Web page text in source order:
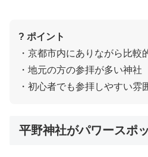
? ポイント
・京都市内にありながら比較
・地元の方の参拝が多い神社
・初心者でも参拝しやすい雰
平野神社がパワースポ